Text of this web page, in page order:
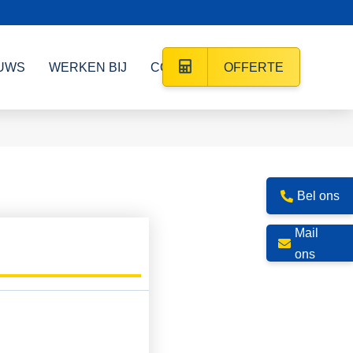
WERKEN BIJ CONTACT OFFERTE
Bel ons
Mail
ons